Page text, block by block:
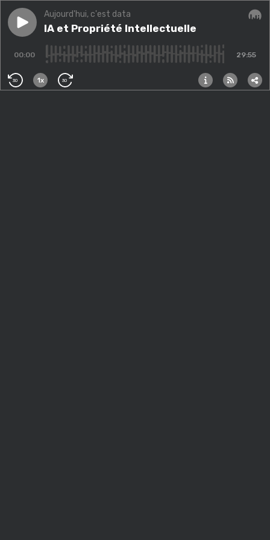
Play episode IA et Propriété Intellectuelle
Aujourd'hui, c'est data
IA et Propriété Intellectuelle
00:00 29:55
30 1x 30